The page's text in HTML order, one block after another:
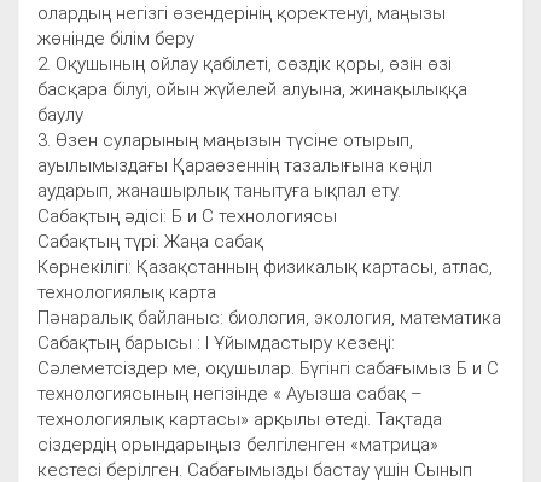
олардың негізгі өзендерінің қоректенуі, маңызы
жөнінде білім беру
2. Оқушының ойлау қабілеті, сөздік қоры, өзін өзі
басқара білуі, ойын жүйелей алуына, жинақылыққа
баулу
3. Өзен суларының маңызын түсіне отырып,
ауылымыздағы Қараөзеннің тазалығына көңіл
аударып, жанашырлық танытуға ықпал ету.
Сабақтың әдісі: Б и С технологиясы
Сабақтың түрі: Жаңа сабақ
Көрнекілігі: Қазақстанның физикалық картасы, атлас,
технологиялық карта
Пәнаралық байланыс: биология, экология, математика
Сабақтың барысы : I Ұйымдастыру кезеңі:
Сәлеметсіздер ме, оқушылар. Бүгінгі сабағымыз Б и С
технологиясының негізінде « Ауызша сабақ –
технологиялық картасы» арқылы өтеді. Тақтада
сіздердің орындарыңыз белгіленген «матрица»
кестесі берілген. Сабағымызды бастау үшін Сынып